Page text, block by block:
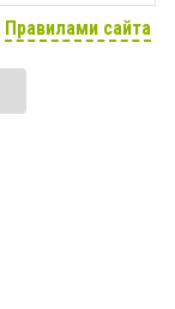
Правилами сайта